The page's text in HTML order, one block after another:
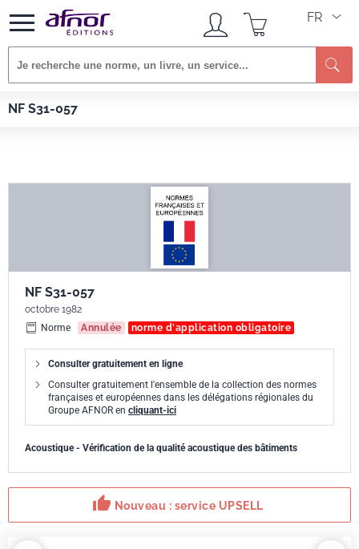
FR
NF S31-057
Afnor EDITIONS
NF S31-057
octobre 1982
Norme
Annulée norme d'application obligatoire
Consulter gratuitement en ligne
Consulter gratuitement l'ensemble de la collection des normes
françaises et européennes dans les délégations régionales du
Groupe AFNOR en cliquant-ici
Acoustique - Vérification de la qualité acoustique des bâtiments
thumb_up Nouveau : service UPSELL